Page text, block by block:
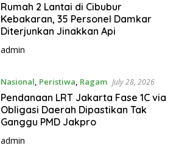
Rumah 2 Lantai di Cibubur
Kebakaran, 35 Personel Damkar
Diterjunkan Jinakkan Api
admin
Nasional, Peristiwa, Ragam July 28, 2026
Pendanaan LRT Jakarta Fase 1C via
Obligasi Daerah Dipastikan Tak
Ganggu PMD Jakpro
admin